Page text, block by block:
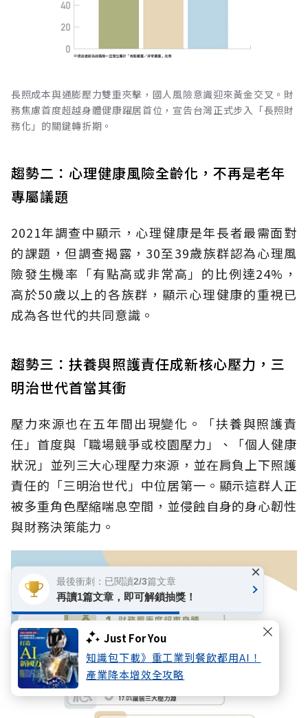
Just For You
知識包下載》重工業到餐飲都用AI！
產業降本增效全攻略
長照成本與通膨壓力雙重夾擊，國人風險意識迎來黃金交叉。財
務焦慮首度超越身體健康躍居首位，宣告台灣正式步入「長照財
務化」的關鍵轉折期。
趨勢二：心理健康風險全齡化，不再是老年
專屬議題
2021年調查中顯示，心理健康是年長者最需面對
的課題，但調查揭露，30至39歲族群認為心理風
險發生機率「有點高或非常高」的比例達24%，
高於50歲以上的各族群，顯示心理健康的重視已
成為各世代的共同意識。
趨勢三：扶養與照護責任成新核心壓力，三
明治世代首當其衝
壓力來源也在五年間出現變化。「扶養與照護責
任」首度與「職場競爭或校園壓力」、「個人健康
狀況」並列三大心理壓力來源，並在肩負上下照護
責任的「三明治世代」中位居第一。顯示這群人正
被多重角色壓縮喘息空間，並侵蝕自身的身心韌性
與財務決策能力。
最後衝刺：已閱讀2/3篇文章
再讀1篇文章，即可解鎖抽獎！
×